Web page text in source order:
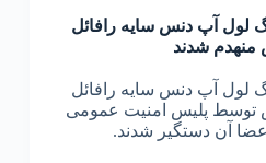
لول آپ دنس سایه رافائل
شدند
لول آپ دنس سایه رافائل
پلیس امنیت عمومی
آن دستگیر شدند.